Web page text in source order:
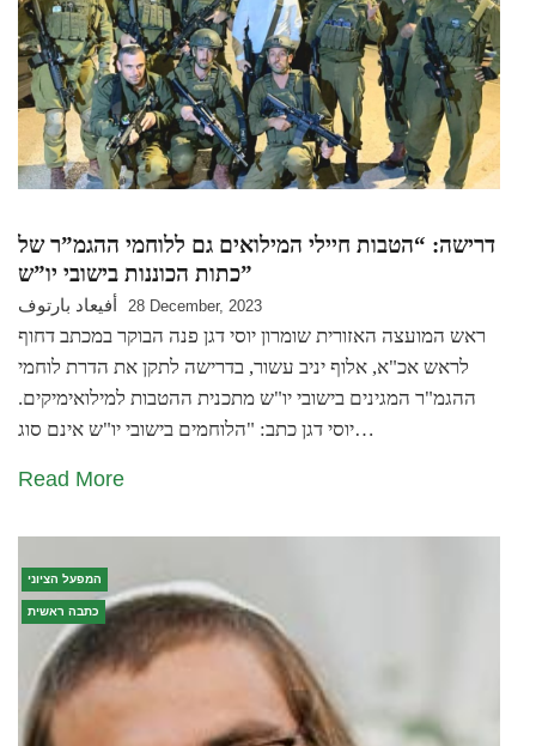
דרישה: “הטבות חיילי המילואים גם ללוחמי ההגמ”ר של
כתות הכוננות בישובי יו”ש”
أفيعاد بارتوف 28 December, 2023
ראש המועצה האזורית שומרון יוסי דגן פנה הבוקר במכתב דחוף
לראש אכ"א, אלוף יניב עשור, בדרישה לתקן את הדרת לוחמי
ההגמ"ר המגינים בישובי יו"ש מתכנית ההטבות למילואימיקים.
יוסי דגן כתב: "הלוחמים בישובי יו"ש אינם סוג…
Read More
המפעל הציוני
כתבה ראשית